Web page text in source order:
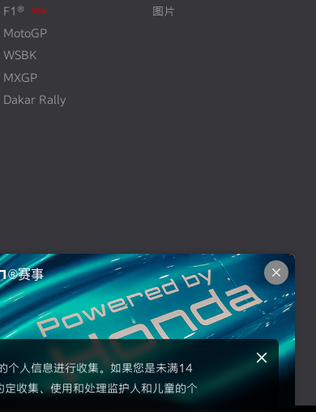
个人信息进行收集。如果您是未满14
收集、使用和处理监护人和儿童的个
F1®
NEW
MotoGP
WSBK
MXGP
Dakar Rally
图片
托车销售（上海）有限公司
东风本田汽车零部件有限公司
赛事